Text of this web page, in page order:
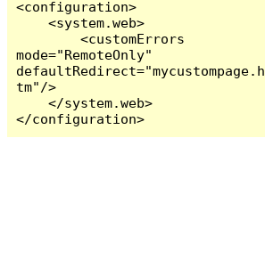
<configuration>
    <system.web>
        <customErrors
mode="RemoteOnly"
defaultRedirect="mycustompage.h
tm"/>
    </system.web>
</configuration>